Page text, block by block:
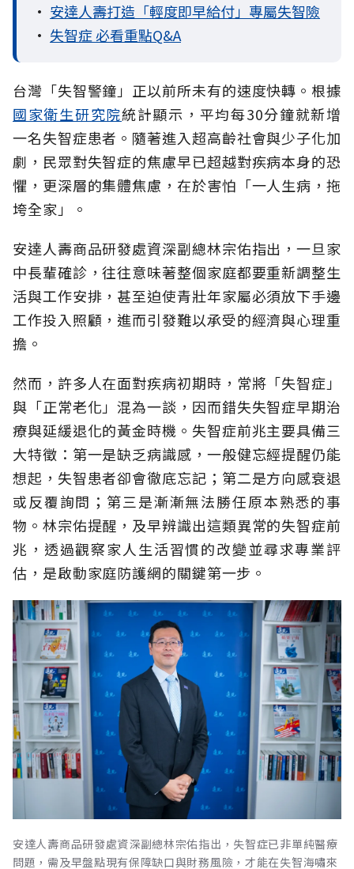
• 安達人壽打造「輕度即早給付」專屬失智險
• 失智症 必看重點Q&A
台灣「失智警鐘」正以前所未有的速度快轉。根據
國家衛生研究院統計顯示，平均每30分鐘就新增
一名失智症患者。隨著進入超高齡社會與少子化加
劇，民眾對失智症的焦慮早已超越對疾病本身的恐
懼，更深層的集體焦慮，在於害怕「一人生病，拖
垮全家」。
安達人壽商品研發處資深副總林宗佑指出，一旦家
中長輩確診，往往意味著整個家庭都要重新調整生
活與工作安排，甚至迫使青壯年家屬必須放下手邊
工作投入照顧，進而引發難以承受的經濟與心理重
擔。
然而，許多人在面對疾病初期時，常將「失智症」
與「正常老化」混為一談，因而錯失失智症早期治
療與延緩退化的黃金時機。失智症前兆主要具備三
大特徵：第一是缺乏病識感，一般健忘經提醒仍能
想起，失智患者卻會徹底忘記；第二是方向感衰退
或反覆詢問；第三是漸漸無法勝任原本熟悉的事
物。林宗佑提醒，及早辨識出這類異常的失智症前
兆，透過觀察家人生活習慣的改變並尋求專業評
估，是啟動家庭防護網的關鍵第一步。
安達人壽商品研發處資深副總林宗佑指出，失智症已非單純醫療
問題，需及早盤點現有保障缺口與財務風險，才能在失智海嘯來